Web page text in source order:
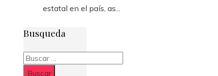
estatal en el país, as...
Busqueda
Buscar: